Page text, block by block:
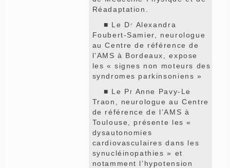
Réadaptation.
■ Le Dr Alexandra
Foubert-Samier, neurologue
au Centre de référence de
l’AMS à Bordeaux, expose
les « signes non moteurs des
syndromes parkinsoniens »
■ Le Pr Anne Pavy-Le
Traon, neurologue au Centre
de référence de l’AMS à
Toulouse, présente les «
dysautonomies
cardiovasculaires dans les
synucléinopathies » et
notamment l’hypotension